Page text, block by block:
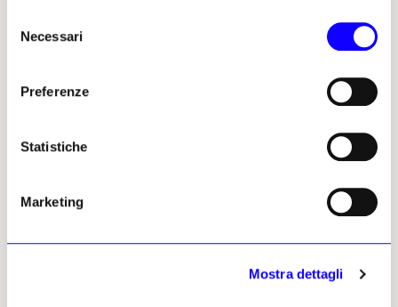
delNecessari
Preferenze
Statistiche
Marketing
Mostra dettagli
Jenny Dogliani